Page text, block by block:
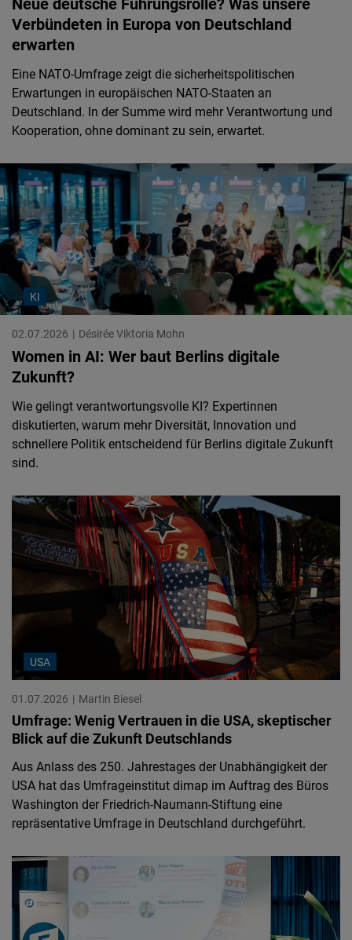
Verbündeten in Europa von Deutschland
erwarten
Eine NATO-Umfrage zeigt die sicherheitspolitischen
Erwartungen in europäischen NATO-Staaten an
Deutschland. In der Summe wird mehr Verantwortung und
Kooperation, ohne dominant zu sein, erwartet.
KI
02.07.2026 Désirée Viktoria Mohn
Women in AI: Wer baut Berlins digitale
Zukunft?
Wie gelingt verantwortungsvolle KI? Expertinnen
diskutierten, warum mehr Diversität, Innovation und
schnellere Politik entscheidend für Berlins digitale Zukunft
sind.
USA
01.07.2026 Martin Biesel
Umfrage: Wenig Vertrauen in die USA, skeptischer
Blick auf die Zukunft Deutschlands
Aus Anlass des 250. Jahrestages der Unabhängigkeit der
USA hat das Umfrageinstitut dimap im Auftrag des Büros
Washington der Friedrich-Naumann-Stiftung eine
repräsentative Umfrage in Deutschland durchgeführt.